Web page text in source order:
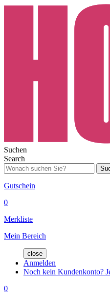
Suchen
Search
Gutschein
0
Merkliste
Mein Bereich
close
Anmelden
Noch kein Kundenkonto?
0